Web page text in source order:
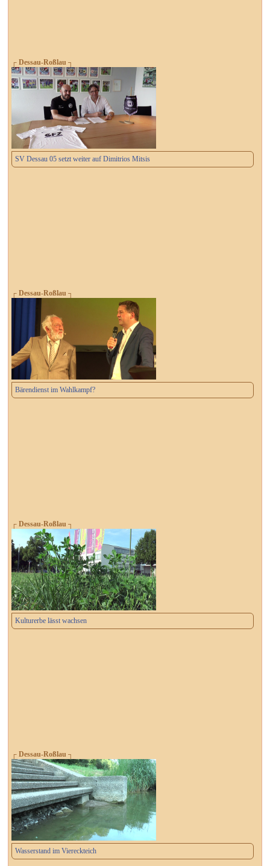
┌ Dessau-Roßlau ┐
SV Dessau 05 setzt weiter auf Dimitrios Mitsis
┌ Dessau-Roßlau ┐
Bärendienst im Wahlkampf?
┌ Dessau-Roßlau ┐
Kulturerbe lässt wachsen
┌ Dessau-Roßlau ┐
Wasserstand im Viereckteich